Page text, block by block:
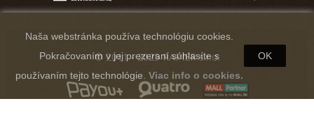
Naša webstránka používa technológiu cookies.
Pokračovaním v jej prezeraní súhlasíte s
používaním tejto technológie. Viac info o cookies.
OK
© 2011 - 2025 RAPIER s.r.o.